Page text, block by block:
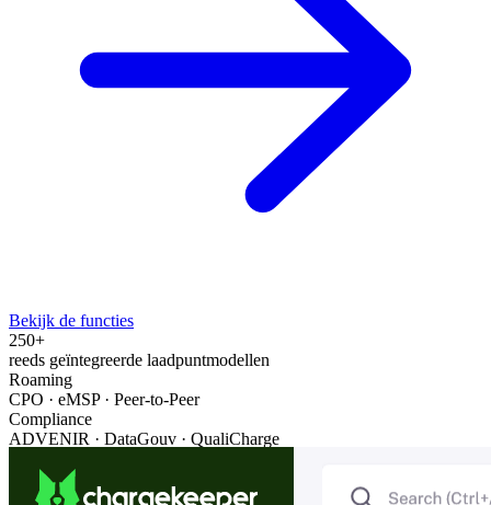
Bekijk de functies
250+
reeds geïntegreerde laadpuntmodellen
Roaming
CPO · eMSP · Peer-to-Peer
Compliance
ADVENIR · DataGouv · QualiCharge